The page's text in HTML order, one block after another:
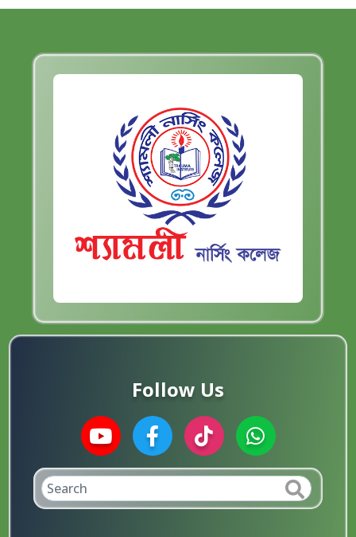
Follow Us